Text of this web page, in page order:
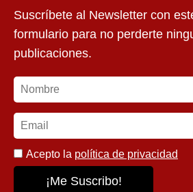
Suscríbete al Newsletter con
formulario para no perderte
publicaciones.
Acepto la política de privacidad